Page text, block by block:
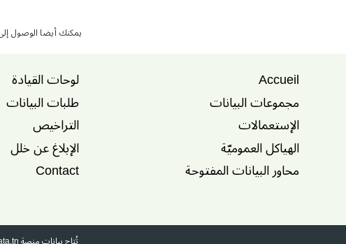
يمكنك أيضا الوصول
Accueil
مجموعات البيانات
الإستعمالات
الهياكل العموميّة
محاور البيانات المفتوحة
لوحات القيادة
طلبات البيانات
التراخيص
الإبلاغ عن خلل
Contact